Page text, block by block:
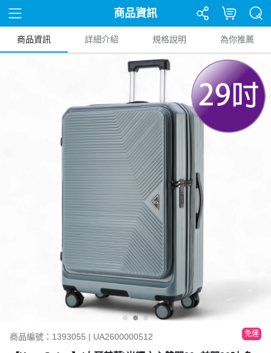
商品資訊
商品資訊 詳細介紹 規格說明 為你推薦
商品編號：1393055 | UA2600000512 免運